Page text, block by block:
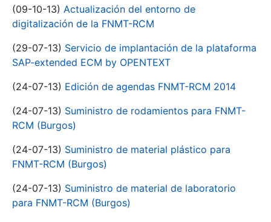
(09-10-13) Actualización del entorno de
digitalización de la FNMT-RCM
(29-07-13) Servicio de implantación de la plataforma
SAP-extended ECM by OPENTEXT
(24-07-13) Edición de agendas FNMT-RCM 2014
(24-07-13) Suministro de rodamientos para FNMT-
RCM (Burgos)
(24-07-13) Suministro de material plástico para
FNMT-RCM (Burgos)
(24-07-13) Suministro de material de laboratorio
para FNMT-RCM (Burgos)